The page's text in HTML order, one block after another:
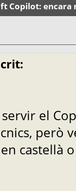
Copilot:
el
però
castellà